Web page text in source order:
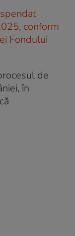
conform
Fondului
de
în